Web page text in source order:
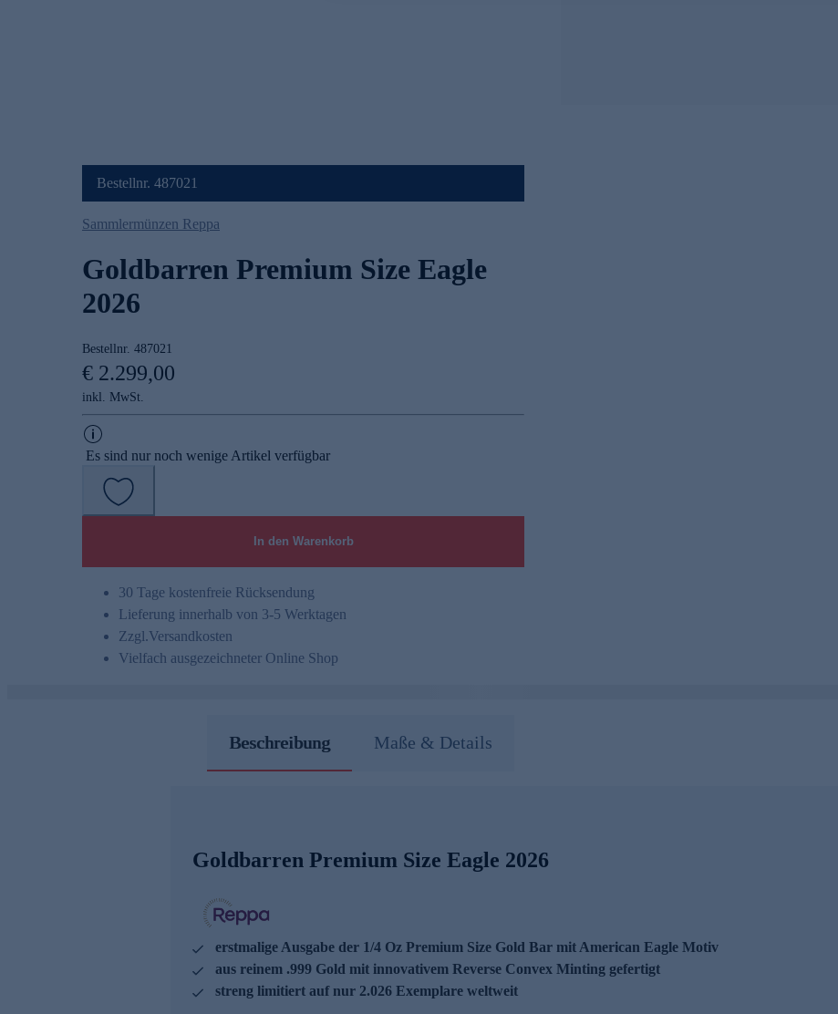
Bestellnr. 487021
Sammlermünzen Reppa
Goldbarren Premium Size Eagle
2026
Bestellnr. 487021
€ 2.299,00
inkl. MwSt.
Es sind nur noch wenige Artikel verfügbar
In den Warenkorb
30 Tage kostenfreie Rücksendung
Lieferung innerhalb von 3-5 Werktagen
Zzgl.Versandkosten
Vielfach ausgezeichneter Online Shop
Beschreibung Maße & Details
Goldbarren Premium Size Eagle 2026
erstmalige Ausgabe der 1/4 Oz Premium Size Gold Bar mit American Eagle Motiv
aus reinem .999 Gold mit innovativem Reverse Convex Minting gefertigt
streng limitiert auf nur 2.026 Exemplare weltweit